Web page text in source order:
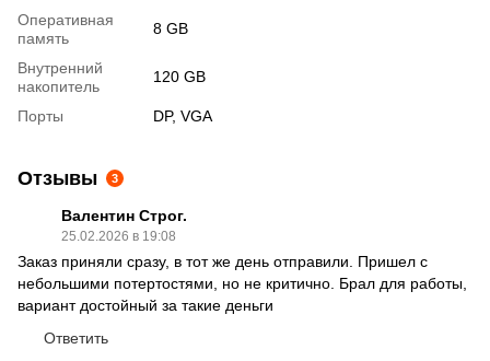
Оперативная
память
8 GB
Внутренний
накопитель
120 GB
Порты DP, VGA
Отзывы 3
Валентин Строг.
25.02.2026 в 19:08
Заказ приняли сразу, в тот же день отправили. Пришел с
небольшими потертостями, но не критично. Брал для работы,
вариант достойный за такие деньги
Ответить